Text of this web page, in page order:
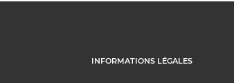
INFORMATIONS LÉGALES